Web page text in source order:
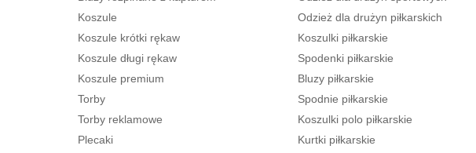
Koszule
Koszule krótki rękaw
Koszule długi rękaw
Koszule premium
Torby
Torby reklamowe
Plecaki
Odzież dla drużyn piłkarskich
Koszulki piłkarskie
Spodenki piłkarskie
Bluzy piłkarskie
Spodnie piłkarskie
Koszulki polo piłkarskie
Kurtki piłkarskie